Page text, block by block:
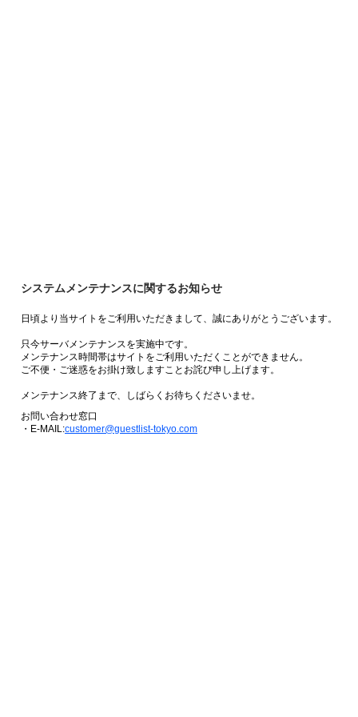
システムメンテナンスに関するお知らせ
日頃より当サイトをご利用いただきまして、誠にありがとうございます。
只今サーバメンテナンスを実施中です。
メンテナンス時間帯はサイトをご利用いただくことができません。
ご不便・ご迷惑をお掛け致しますことお詫び申し上げます。
メンテナンス終了まで、しばらくお待ちくださいませ。
お問い合わせ窓口
・E-MAIL:customer@guestlist-tokyo.com